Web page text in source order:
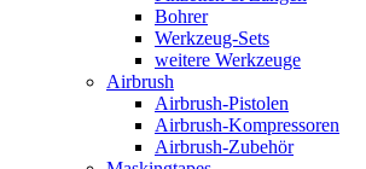
Bohrer
Werkzeug-Sets
weitere Werkzeuge
Airbrush
Airbrush-Pistolen
Airbrush-Kompressoren
Airbrush-Zubehör